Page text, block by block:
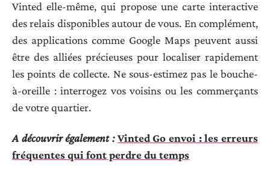
Vinted elle-même, qui propose une carte interactive
des relais disponibles autour de vous. En complément,
des applications comme Google Maps peuvent aussi
être des alliées précieuses pour localiser rapidement
les points de collecte. Ne sous-estimez pas le bouche-
à-oreille : interrogez vos voisins ou les commerçants
de votre quartier.
A découvrir également : Vinted Go envoi : les erreurs
fréquentes qui font perdre du temps